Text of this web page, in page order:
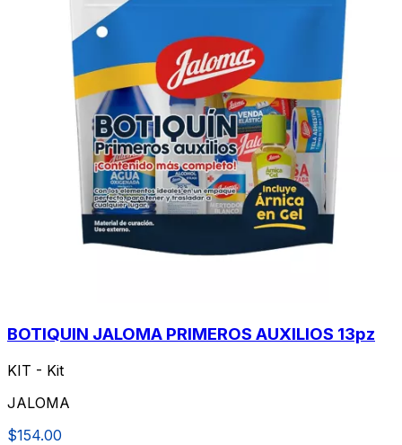
BOTIQUIN JALOMA PRIMEROS AUXILIOS 13pz
KIT - Kit
JALOMA
$154.00